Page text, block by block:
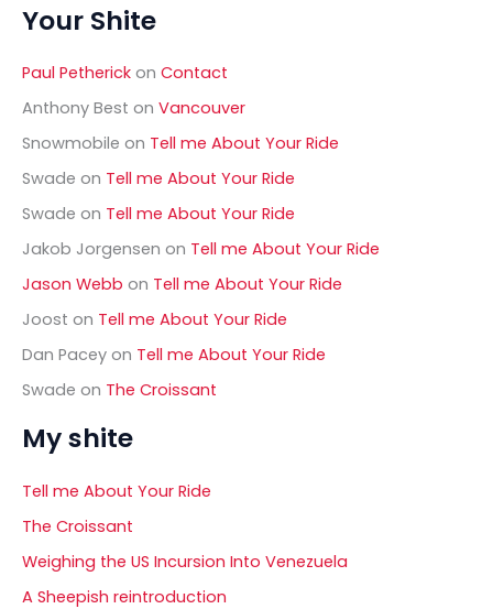
r
f
o
:
Your Shite
Paul Petherick on Contact
Anthony Best on Vancouver
Snowmobile on Tell me About Your Ride
Swade on Tell me About Your Ride
Swade on Tell me About Your Ride
Jakob Jorgensen on Tell me About Your Ride
Jason Webb on Tell me About Your Ride
Joost on Tell me About Your Ride
Dan Pacey on Tell me About Your Ride
Swade on The Croissant
My shite
Tell me About Your Ride
The Croissant
Weighing the US Incursion Into Venezuela
A Sheepish reintroduction